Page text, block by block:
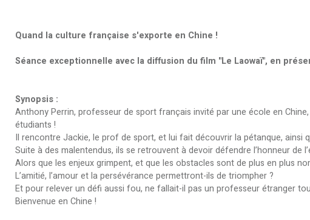
Quand la culture française s'exporte en Chine !
Séance exceptionnelle avec la diffusion du film "Le Laowaï", en
Synopsis :
Anthony Perrin, professeur de sport français invité par une école en
étudiants !
Il rencontre Jackie, le prof de sport, et lui fait découvrir la pétanque, ainsi
Suite à des malentendus, ils se retrouvent à devoir défendre l’honneur de
Alors que les enjeux grimpent, et que les obstacles sont de plus en plus
L’amitié, l’amour et la persévérance permettront-ils de triompher ?
Et pour relever un défi aussi fou, ne fallait-il pas un professeur étranger
Bienvenue en Chine !